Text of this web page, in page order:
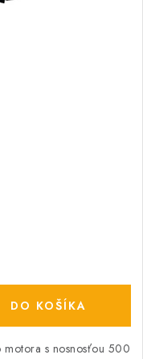
DO KOŠÍKA
motora s nosnosťou 500